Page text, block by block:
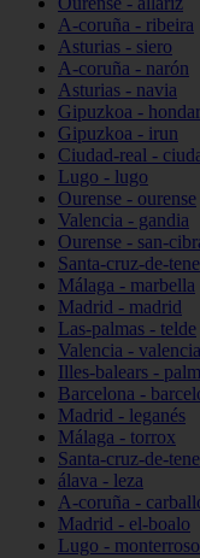
A-coruña - ribeira
Asturias - siero
A-coruña - narón
Asturias - navia
Gipuzkoa -
Gipuzkoa - irun
Ciudad-real -
Lugo - lugo
Ourense - ourense
Valencia - gandia
Ourense - san-
Santa-cruz-de-
Málaga - marbella
Madrid - madrid
Las-palmas - telde
Valencia - valencia
Illes-balears -
Barcelona -
Madrid - leganés
Málaga - torrox
Santa-cruz-de-
álava - leza
A-coruña -
Madrid - el-boalo
Lugo - monterroso